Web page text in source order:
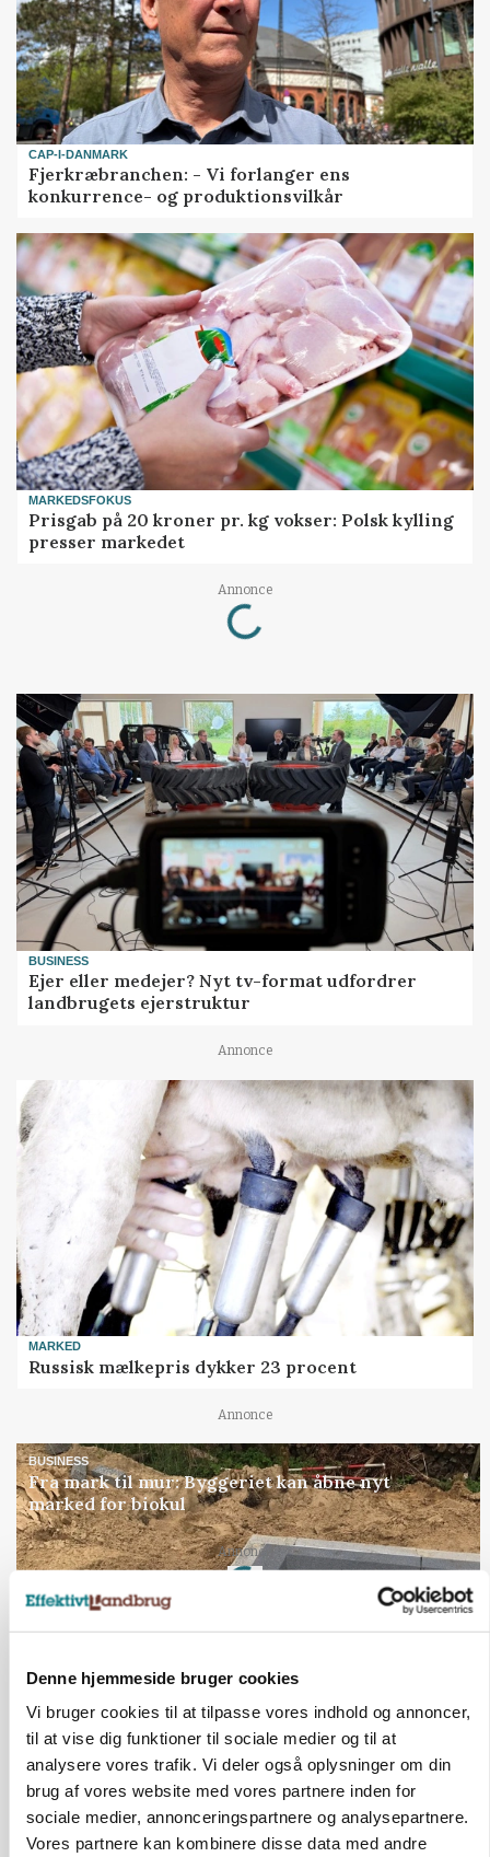
Denne hjemmeside bruger cookies
Vi bruger cookies til at tilpasse vores indhold og annoncer,
til at vise dig funktioner til sociale medier og til at
analysere vores trafik. Vi deler også oplysninger om din
brug af vores website med vores partnere inden for
sociale medier, annonceringspartnere og analysepartnere.
Vores partnere kan kombinere disse data med andre
CAP-I-DANMARK
Fjerkræbranchen: - Vi forlanger ens
konkurrence- og produktionsvilkår
MARKEDSFOKUS
Prisgab på 20 kroner pr. kg vokser: Polsk kylling
presser markedet
Annonce
Loading...
BUSINESS
Ejer eller medejer? Nyt tv-format udfordrer
landbrugets ejerstruktur
Annonce
MARKED
Russisk mælkepris dykker 23 procent
Annonce
BUSINESS
Fra mark til mur: Byggeriet kan åbne nyt
marked for biokul
Annonce
Loading...